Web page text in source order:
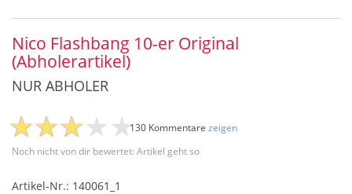
Nico Flashbang 10-er Original
(Abholerartikel)
NUR ABHOLER
Noch nicht von dir bewertet: Artikel geht so
130 Kommentare zeigen
Artikel-Nr.: 140061_1